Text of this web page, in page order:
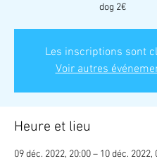
dog 2€
Les inscriptions sont
Voir autres
Heure et lieu
09 déc. 2022, 20:00 – 10 déc. 2022,